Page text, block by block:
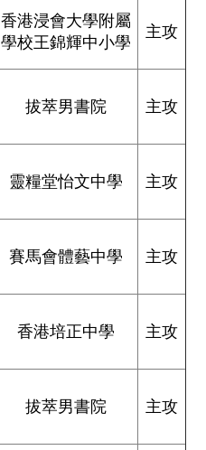
香港浸會大學附屬
學校王錦輝中小學
主攻
拔萃男書院 主攻
靈糧堂怡文中學 主攻
賽馬會體藝中學 主攻
香港培正中學 主攻
拔萃男書院 主攻